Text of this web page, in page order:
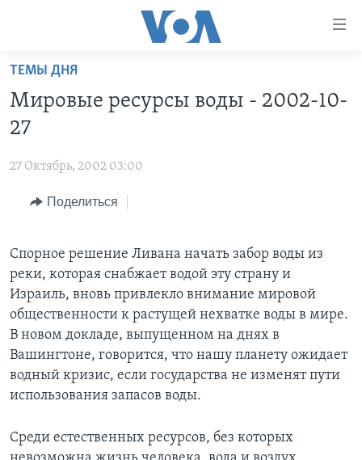
Перейти
основной
контент
навигации
поиск
ПРОГРАММЫ
НОВОСТИ ЗА МИНУТУ
ИТОГИ
ДИСКУССИЯ VOA
ДЕТАЛИ
НЬЮ-ЙОРК NEW YORK
УЧИМ АНГЛИЙСКИЙ
НАША АМЕРИКАНСКАЯ ИСТОРИЯ
АРТЕФАКТЫ
АМЕРИКАНСКИЕ ГОРОДКИ
ТЕСТЫ
ЭКСПЕРТИЗА
ИНТЕРВЬЮ
ЗА СВОБОДУ ПРЕССЫ
УЧИМ АНГЛИЙСКИЙ
ВИДЕО
ПОДПИСКА НА НОВОСТИ
Learning English
СОЦИАЛЬНЫЕ СЕТИ
ТЕМЫ ДНЯ
Мировые ресурсы воды - 2002-10-
27
27 Октябрь, 2002 03:00
Поделиться
Спорное решение Ливана начать забор воды из
реки, которая снабжает водой эту страну и
Израиль, вновь привлекло внимание мировой
общественности к растущей нехватке воды в мире.
В новом докладе, выпущенном на днях в
Вашингтоне, говорится, что нашу планету ожидает
водный кризис, если государства не изменят пути
использования запасов воды.
Среди естественных ресурсов, без которых